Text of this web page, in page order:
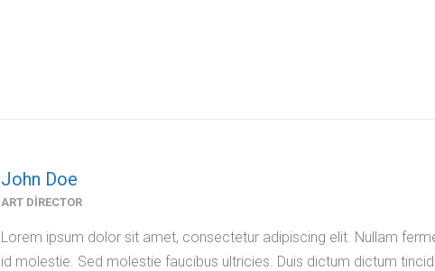
John Doe
ART DIRECTOR
Lorem ipsum dolor sit amet, consectetur adipiscing elit. Nullam
id molestie. Sed molestie faucibus ultricies. Duis dictum dictum